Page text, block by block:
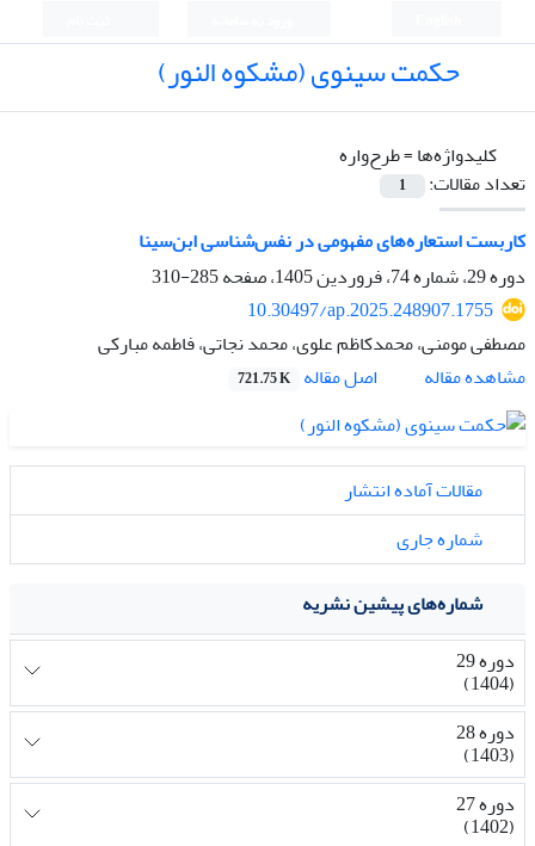
حکمت سینوی (مشکوه النور)
کلیدواژه‌ها =طرح‌واره
تعداد مقالات:
1
کاربست استعاره‌های مفهومی در نفس‌شناسی ابن‌سینا
دوره 29، شماره 74، فروردین 1405، صفحه
285-310
10.30497/ap.2025.248907.1755
مصطفی مومنی، محمدکاظم علوی، محمد نجاتی، فاطمه مبارکی
مشاهده مقاله
اصل مقاله 721.75 K
مقالات آماده انتشار
شماره جاری
شماره‌های پیشین نشریه
دوره 29
(1404)
دوره 28
(1403)
دوره 27
(1402)